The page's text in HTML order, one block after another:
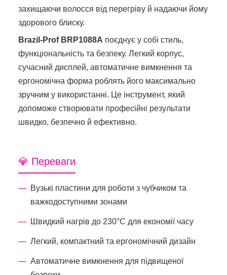
захищаючи волосся від перегріву й надаючи йому
здорового блиску.
Brazil-Prof BRP1088A поєднує у собі стиль,
функціональність та безпеку. Легкий корпус,
сучасний дисплей, автоматичне вимкнення та
ергономічна форма роблять його максимально
зручним у використанні. Це інструмент, який
допоможе створювати професійні результати
швидко, безпечно й ефективно.
💎 Переваги
Вузькі пластини для роботи з чубчиком та
важкодоступними зонами
Швидкий нагрів до 230°C для економії часу
Легкий, компактний та ергономічний дизайн
Автоматичне вимкнення для підвищеної